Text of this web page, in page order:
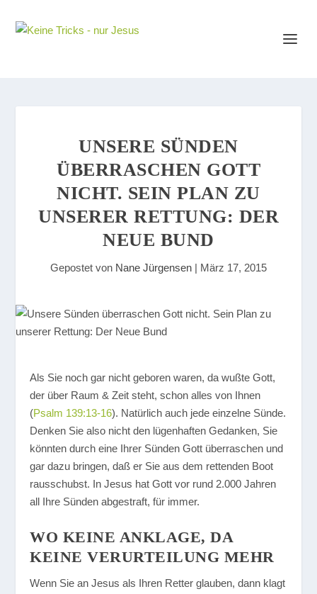
UNSERE SÜNDEN
ÜBERRASCHEN GOTT
NICHT. SEIN PLAN ZU
UNSERER RETTUNG: DER
NEUE BUND
Gepostet von Nane Jürgensen | März 17, 2015
Als Sie noch gar nicht geboren waren, da wußte Gott,
der über Raum & Zeit steht, schon alles von Ihnen
(Psalm 139:13-16). Natürlich auch jede einzelne Sünde.
Denken Sie also nicht den lügenhaften Gedanken, Sie
könnten durch eine Ihrer Sünden Gott überraschen und
gar dazu bringen, daß er Sie aus dem rettenden Boot
rausschubst. In Jesus hat Gott vor rund 2.000 Jahren
all Ihre Sünden abgestraft, für immer.
WO KEINE ANKLAGE, DA
KEINE VERURTEILUNG MEHR
Wenn Sie an Jesus als Ihren Retter glauben, dann klagt